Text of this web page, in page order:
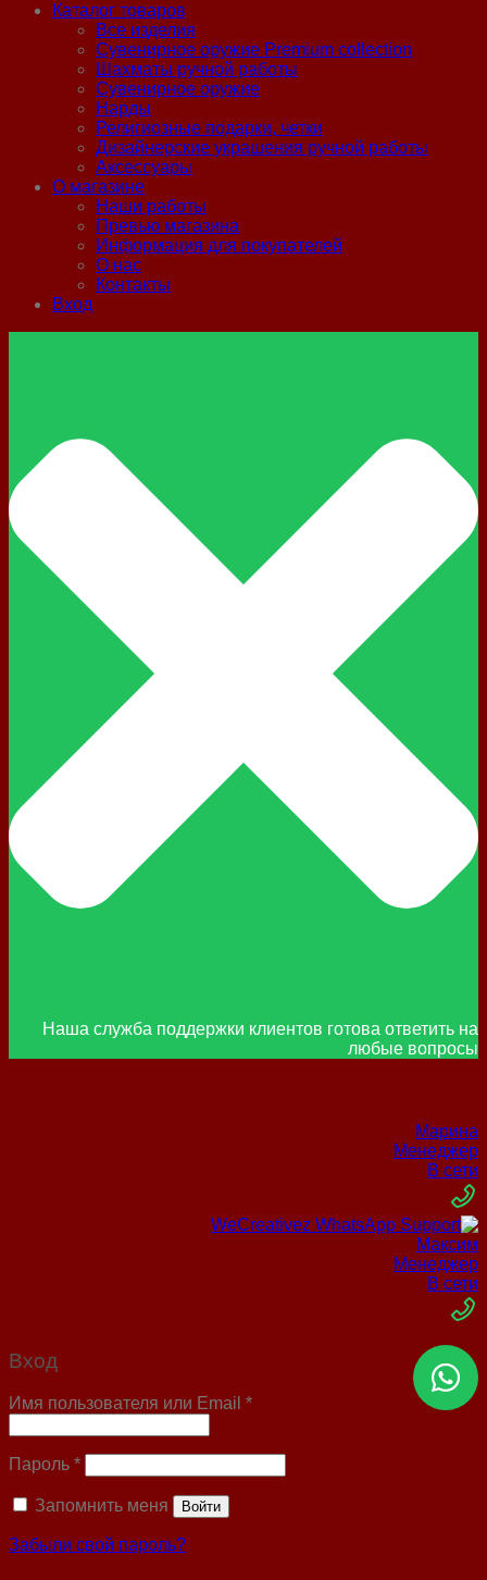
Каталог товаров
Все изделия
Сувенирное оружие Premium collection
Шахматы ручной работы
Сувенирное оружие
Нарды
Религиозные подарки, четки
Дизайнерские украшения ручной работы
Аксессуары
О магазине
Наши работы
Превью магазина
Информация для покупателей
О нас
Контакты
Вход
Наша служба поддержки клиентов готова ответить на
любые вопросы
Марина
Менеджер
В сети
Максим
Менеджер
В сети
Вход
Имя пользователя или Email *
Пароль *
Запомнить меня Войти
Забыли свой пароль?